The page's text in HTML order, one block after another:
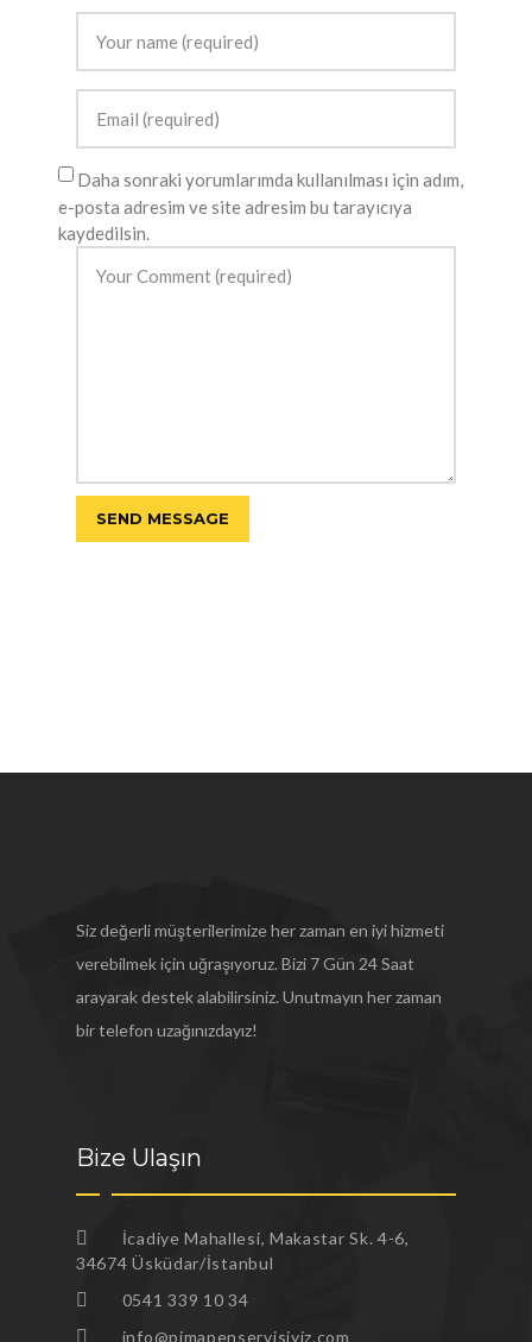
Daha sonraki yorumlarımda kullanılması için adım,
e-posta adresim ve site adresim bu tarayıcıya
kaydedilsin.
Siz değerli müşterilerimize her zaman en iyi hizmeti
verebilmek için uğraşıyoruz. Bizi 7 Gün 24 Saat
arayarak destek alabilirsiniz. Unutmayın her zaman
bir telefon uzağınızdayız!
Bize Ulaşın
İcadiye Mahallesi, Makastar Sk. 4-6,
34674 Üsküdar/İstanbul
0541 339 10 34
info@pimapenservisiyiz.com